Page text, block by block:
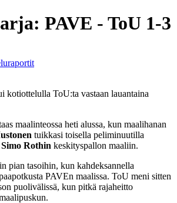
PAVE - ToU 1-3
kotiottelulla ToU:ta vastaan lauantaina
maalinteossa heti alussa, kun maalihanan
tuikkasi toisella peliminuutilla
Simo Rothin keskityspallon maaliin.
pian tasoihin, kun kahdeksannella
PAVEn maalissa. ToU meni sitten
puolivälissä, kun pitkä rajaheitto